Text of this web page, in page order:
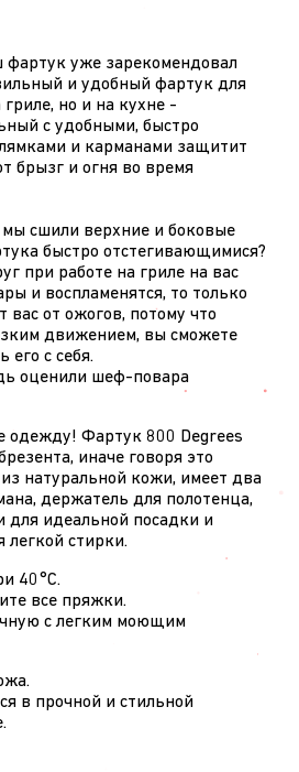
уже зарекомендовал
и удобный фартук для
но и на кухне -
с удобными, быстро
и карманами защитит
брызг и огня во время
сшили верхние и боковые
быстро отстегивающимися?
при работе на гриле на вас
и воспламенятся, то только
от ожогов, потому что
движением, вы сможете
его с себя.
оценили шеф-повара
одежду! Фартук 800 Degrees
иначе говоря это
натуральной кожи, имеет два
держатель для полотенца,
для идеальной посадки и
стирки.
40°C.
все пряжки.
с легким моющим
в прочной и стильной